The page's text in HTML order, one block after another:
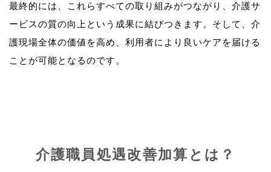
最終的には、これらすべての取り組みがつながり、介護サ
ービスの質の向上という成果に結びつきます。そして、介
護現場全体の価値を高め、利用者により良いケアを届ける
介護職員処遇改善加算とは？